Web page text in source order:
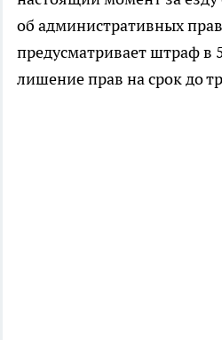
об административных
предусматривает штраф в
лишение прав на срок до